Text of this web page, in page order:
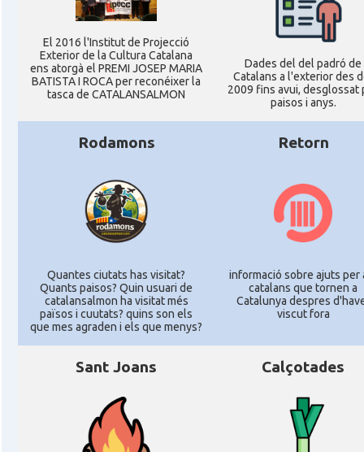
El 2016 l'Institut de Projecció
Exterior de la Cultura Catalana
ens atorgà el PREMI JOSEP MARIA
BATISTA I ROCA per reconéixer la
tasca de CATALANSALMON
Dades del del padró de
Catalans a l'exterior des
2009 fins avui, desglossat
paisos i anys.
Rodamons
Quantes ciutats has visitat?
Quants paisos? Quin usuari de
catalansalmon ha visitat més
països i cuutats? quins son els
que mes agraden i els que menys?
Retorn
informació sobre ajuts per
catalans que tornen a
Catalunya despres
viscut fora
Sant Joans Calçotades